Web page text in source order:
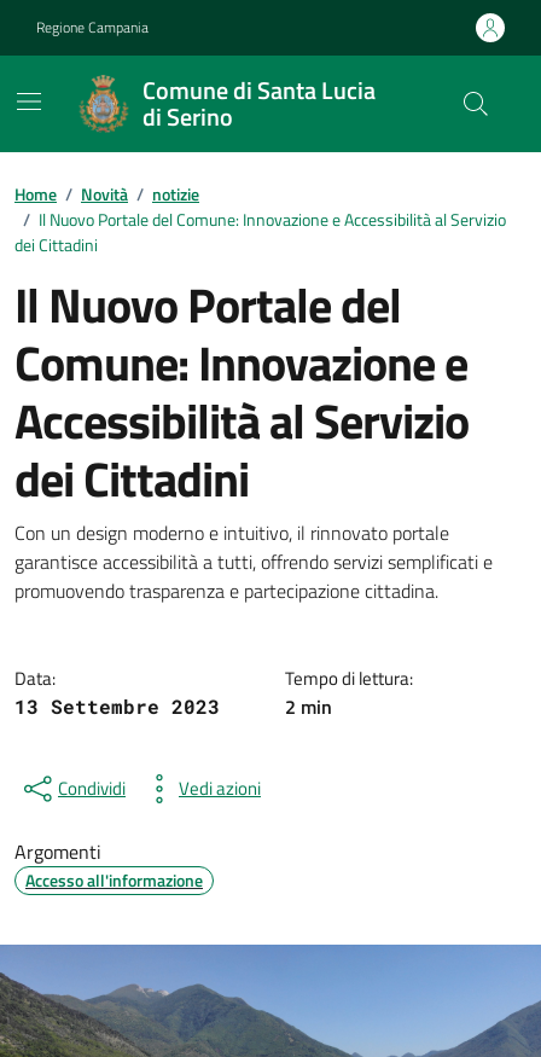
Regione Campania
Comune di Santa Lucia
di Serino
Home / Novità / notizie
/ Il Nuovo Portale del Comune: Innovazione e Accessibilità al Servizio
dei Cittadini
Il Nuovo Portale del
Comune: Innovazione e
Accessibilità al Servizio
dei Cittadini
Dettagli della notizia
Con un design moderno e intuitivo, il rinnovato portale
garantisce accessibilità a tutti, offrendo servizi semplificati e
promuovendo trasparenza e partecipazione cittadina.
Data:
13 Settembre 2023
Tempo di lettura:
2 min
Condividi Vedi azioni
Argomenti
Accesso all'informazione